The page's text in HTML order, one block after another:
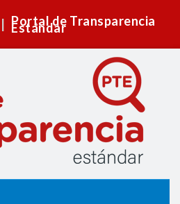
Portal de Transparencia
Estándar